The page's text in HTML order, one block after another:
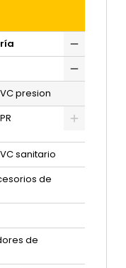
presion
sanitario
de
de